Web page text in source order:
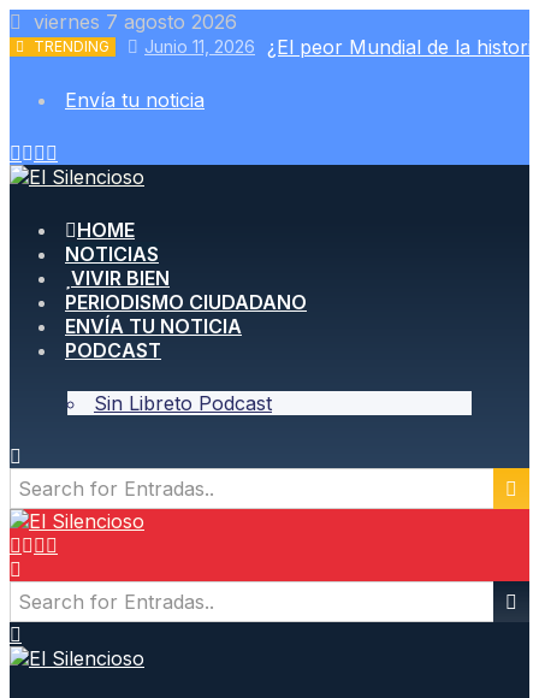
Skip
to
viernes 7 agosto 2026
TRENDING Junio 11, 2026 ¿El peor Mundial de la
Envía tu noticia
HOME
NOTICIAS
VIVIR BIEN
PERIODISMO CIUDADANO
ENVÍA TU NOTICIA
PODCAST
Sin Libreto Podcast